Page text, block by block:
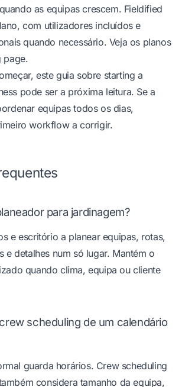
as equipas crescem. Fieldified
com utilizadores incluídos e
quando necessário. Veja os planos
page.
este guia sobre starting a
pode ser a próxima leitura. Se a
equipas todos os dias,
workflow a corrigir.
para jardinagem?
e escritório a planear equipas, rotas,
e detalhes num só lugar. Mantém o
quando clima, equipa ou cliente
scheduling de um calendário
guarda horários. Crew scheduling
considera tamanho da equipa,